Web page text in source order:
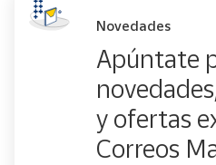
Novedades
Apúntate
y ofertas
Correos